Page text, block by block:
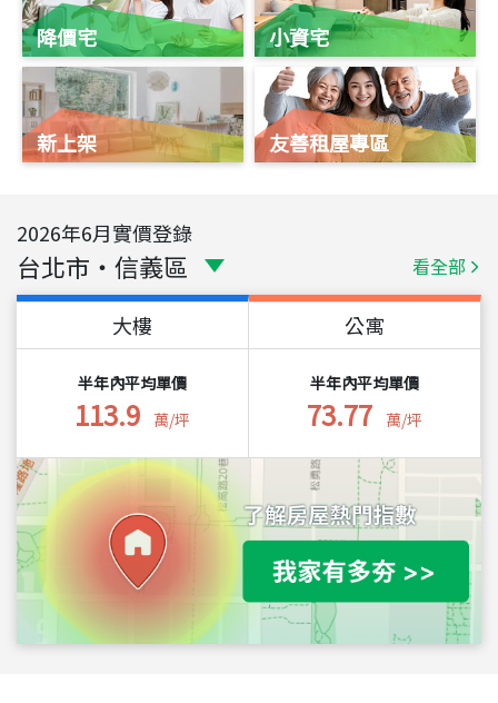
降價宅
新上架
小資宅
友善租屋專區
2026年6月實價登錄
台北市 ・ 信義區 看全部
大樓
半年內平均單價
113.9 萬/坪
公寓
半年內平均單價
73.77 萬/坪